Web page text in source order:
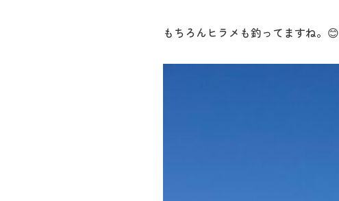
もちろんヒラメも釣ってますね。😊